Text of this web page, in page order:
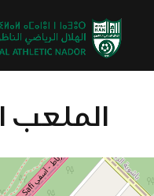
الملعب